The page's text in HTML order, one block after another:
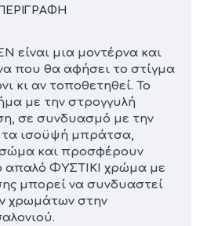
είναι μια μοντέρνα και
που θα αφήσει το στίγμα
κι αν τοποθετηθεί. Το
με την στρογγυλή
σε συνδυασμό με την
τα ισοϋψή μπράτσα,
σώμα και προσφέρουν
απαλό ΦΥΣΤΙΚΙ χρώμα με
μπορεί να συνδυαστεί
χρωμάτων στην